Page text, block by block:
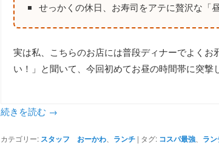
せっかくの休日、お寿司をアテに贅沢な「
実は私、こちらのお店には普段ディナーでよく
い！」と聞いて、今回初めてお昼の時間帯に突
続きを読む →
カテゴリー: スタッフ おーかわ ランチ | タグ: コスパ最強 ラ